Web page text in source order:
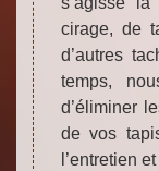
cirage, de
d’autres
temps,
d’éliminer
de vos
l’entretien